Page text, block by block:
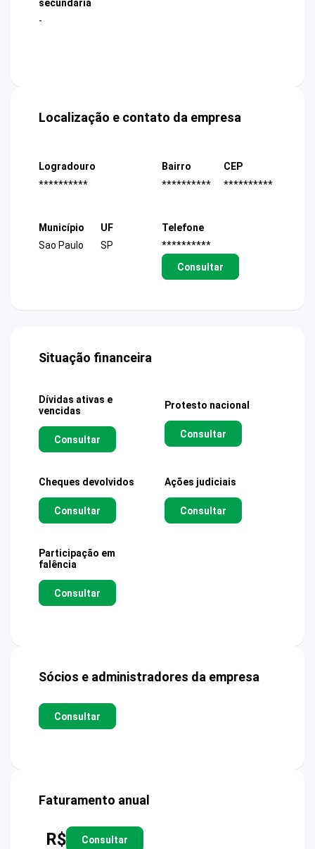
secundária
-
Localização e contato da empresa
Logradouro
**********
Bairro
**********
CEP
**********
Município
Sao Paulo
UF
SP
Telefone
**********
Consultar
Situação financeira
Dívidas ativas e
vencidas
Consultar
Protesto nacional
Consultar
Cheques devolvidos
Consultar
Ações judiciais
Consultar
Participação em
falência
Consultar
Sócios e administradores da empresa
Consultar
Faturamento anual
R$ Consultar